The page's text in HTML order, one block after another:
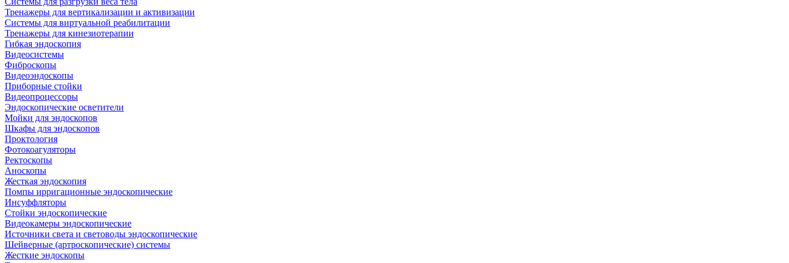
Тренажеры для вертикализации и активизации
Системы для виртуальной реабилитации
Тренажеры для кинезиотерапии
Гибкая эндоскопия
Видеосистемы
Фиброскопы
Видеоэндоскопы
Приборные стойки
Видеопроцессоры
Эндоскопические осветители
Мойки для эндоскопов
Шкафы для эндоскопов
Проктология
Фотокоагуляторы
Ректоскопы
Аноскопы
Жесткая эндоскопия
Помпы ирригационные эндоскопические
Инсуффляторы
Стойки эндоскопические
Видеокамеры эндоскопические
Источники света и световоды эндоскопические
Шейверные (артроскопические) системы
Жесткие эндоскопы